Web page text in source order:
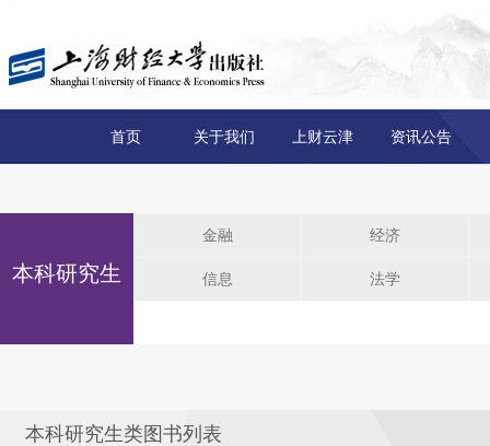
首页 关于我们 上财云津 资讯公告
本科研究生
金融 经济
信息 法学
本科研究生类图书列表